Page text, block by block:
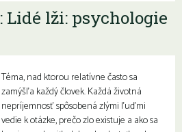
Lidé lži: psychologie
Téma, nad ktorou relatívne často sa
zamýšľa každý človek. Každá životná
nepríjemnosť spôsobená zlými ľuďmi
vedie k otázke, prečo zlo existuje a ako sa